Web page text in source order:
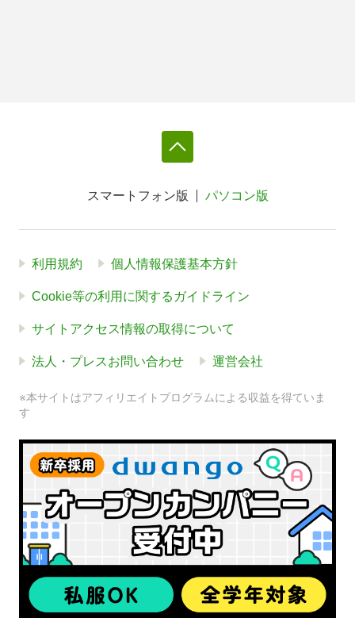
スマートフォン版 パソコン版
利用規約 個人情報保護基本方針
Cookie等の利用に関するガイドライン
サイトアクセス情報の取得について
法人・プレスお問い合わせ 運営会社
※本サイトはアフィリエイトプログラムによる収益を得ていま
す